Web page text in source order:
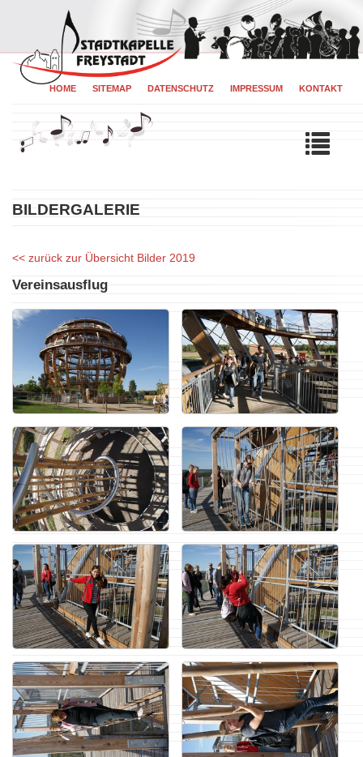
HOME SITEMAP DATENSCHUTZ IMPRESSUM KONTAKT
BILDERGALERIE
zurück zur Übersicht Bilder 2019
Vereinsausflug